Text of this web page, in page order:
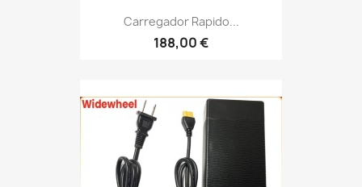
Carregador Rapido...
188,00 €